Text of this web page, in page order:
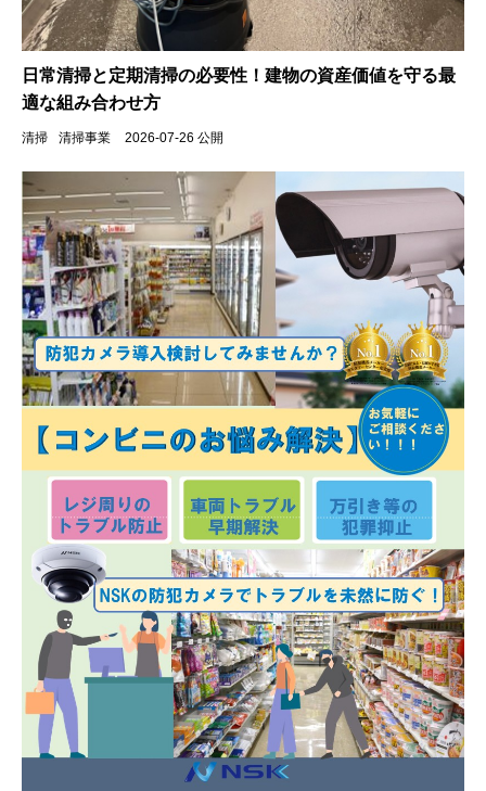
日常清掃と定期清掃の必要性！建物の資産価値を守る最
適な組み合わせ方
清掃 清掃事業 2026-07-26 公開